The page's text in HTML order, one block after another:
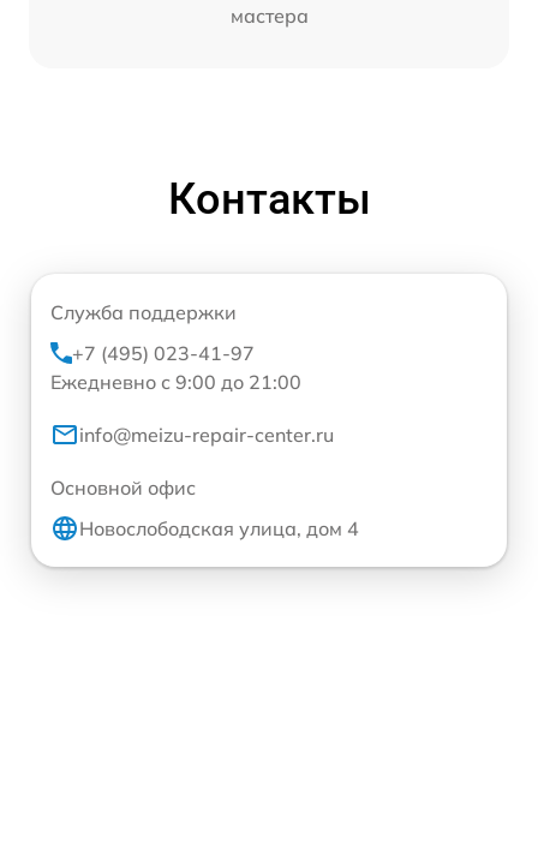
мастера
Контакты
Служба поддержки
+7 (495) 023-41-97
Ежедневно с 9:00 до 21:00
info@meizu-repair-center.ru
Основной офис
Новослободская улица, дом 4